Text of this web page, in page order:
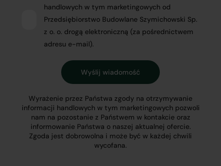
handlowych w tym marketingowych od
Przedsiębiorstwo Budowlane Szymichowski Sp.
z o. o. drogą elektroniczną (za pośrednictwem
adresu e-mail).
Wyrażenie przez Państwa zgody na otrzymywanie
informacji handlowych w tym marketingowych pozwoli
nam na pozostanie z Państwem w kontakcie oraz
informowanie Państwa o naszej aktualnej ofercie.
Zgoda jest dobrowolna i może być w każdej chwili
wycofana.